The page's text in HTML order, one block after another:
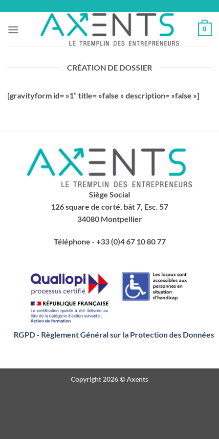
contenu
0
CRÉATION DE DOSSIER
[gravityform id= »1″ title= »false » description= »false »]
Siège Social
126 square de corté, bât 7, Esc. 57
34080 Montpellier
Téléphone - +33 (0)4 67 10 80 77
RGPD - Règlement Général sur la Protection des Données
Copyright 2026 ©Axents